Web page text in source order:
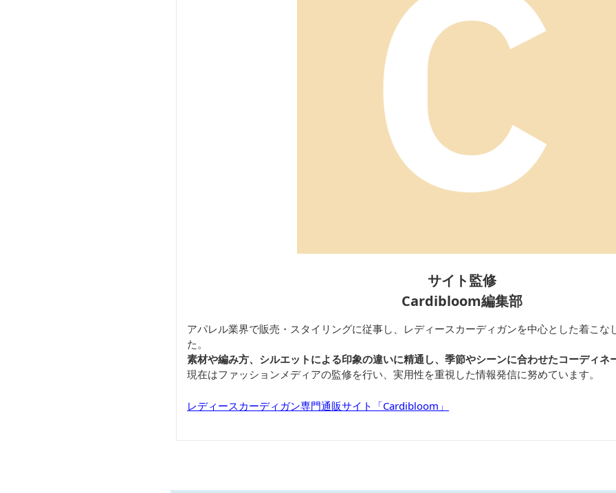
サイト監修
Cardibloom編集部
アパレル業界で販売・スタイリングに従事し、レディースカーディガンを中心とした着こな
た。
素材や編み方、シルエットによる印象の違いに精通し、季節やシーンに合わせたコーディネ
現在はファッションメディアの監修を行い、実用性を重視した情報発信に努めています。
レディースカーディガン専門通販サイト「Cardibloom」